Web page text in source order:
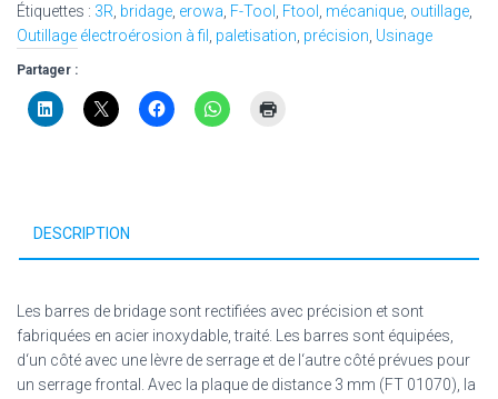
Étiquettes : 3R bridage erowa F-Tool Ftool mécanique outillage
Outillage électroérosion à fil
paletisation précision Usinage
Partager :
DESCRIPTION
Les barres de bridage sont rectifiées avec précision et sont
fabriquées en acier inoxydable, traité. Les barres sont équipées,
d‘un côté avec une lèvre de serrage et de l‘autre côté prévues pour
un serrage frontal. Avec la plaque de distance 3 mm (FT 01070), la